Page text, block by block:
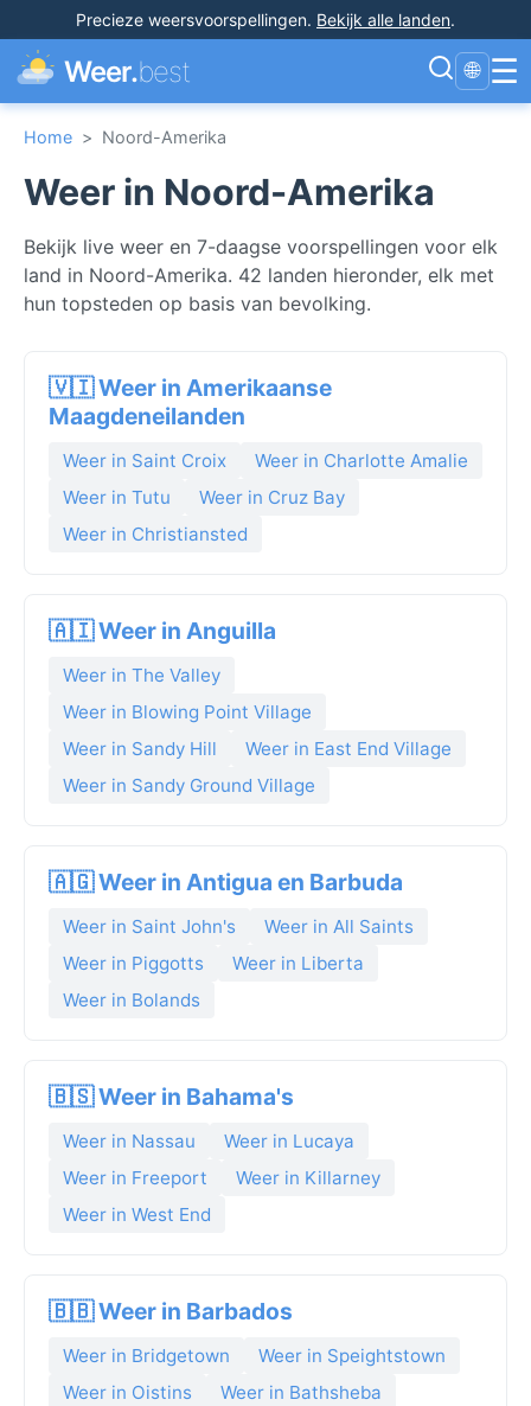
Precieze weersvoorspellingen. Bekijk alle landen.
Weer.best 🌐 ☰
Home > Noord-Amerika
Weer in Noord-Amerika
Bekijk live weer en 7-daagse voorspellingen voor elk
land in Noord-Amerika. 42 landen hieronder, elk met
hun topsteden op basis van bevolking.
🇻🇮 Weer in Amerikaanse
Maagdeneilanden
Weer in Saint Croix
Weer in Charlotte Amalie
Weer in Tutu
Weer in Cruz Bay
Weer in Christiansted
🇦🇮 Weer in Anguilla
Weer in The Valley
Weer in Blowing Point Village
Weer in Sandy Hill
Weer in East End Village
Weer in Sandy Ground Village
🇦🇬 Weer in Antigua en Barbuda
Weer in Saint John's
Weer in All Saints
Weer in Piggotts
Weer in Liberta
Weer in Bolands
🇧🇸 Weer in Bahama's
Weer in Nassau
Weer in Lucaya
Weer in Freeport
Weer in Killarney
Weer in West End
🇧🇧 Weer in Barbados
Weer in Bridgetown
Weer in Speightstown
Weer in Oistins
Weer in Bathsheba